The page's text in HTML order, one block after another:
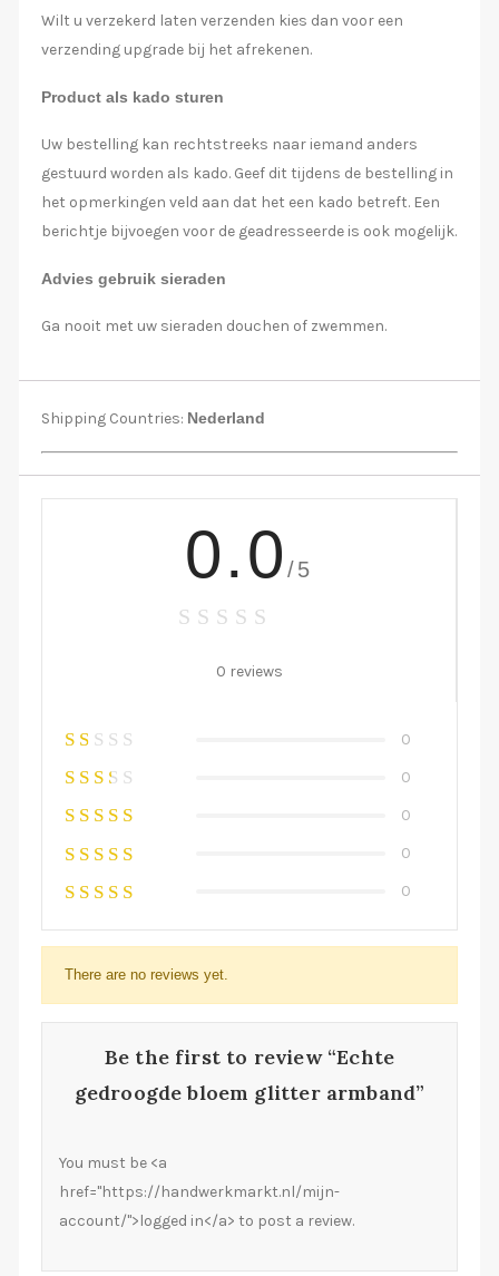
Wilt u verzekerd laten verzenden kies dan voor een
verzending upgrade bij het afrekenen.
Product als kado sturen
Uw bestelling kan rechtstreeks naar iemand anders
gestuurd worden als kado. Geef dit tijdens de bestelling in
het opmerkingen veld aan dat het een kado betreft. Een
berichtje bijvoegen voor de geadresseerde is ook mogelijk.
Advies gebruik sieraden
Ga nooit met uw sieraden douchen of zwemmen.
Shipping Countries: Nederland
0.0 /5
0 reviews
0
0
0
0
0
There are no reviews yet.
Be the first to review “Echte
gedroogde bloem glitter armband”
You must be <a
href="https://handwerkmarkt.nl/mijn-
account/">logged in</a> to post a review.